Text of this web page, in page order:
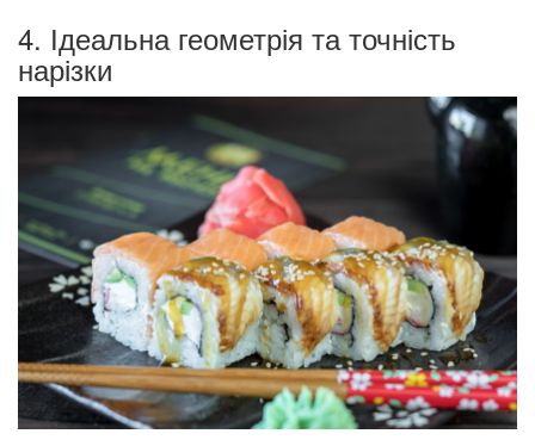
4. Ідеальна геометрія та точність
нарізки